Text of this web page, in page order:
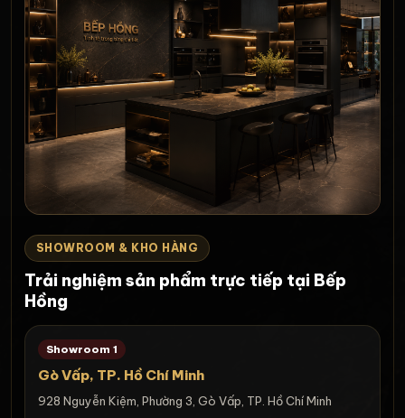
SHOWROOM & KHO HÀNG
Trải nghiệm sản phẩm trực tiếp tại Bếp
Hồng
Showroom 1
Gò Vấp, TP. Hồ Chí Minh
928 Nguyễn Kiệm, Phường 3, Gò Vấp, TP. Hồ Chí Minh